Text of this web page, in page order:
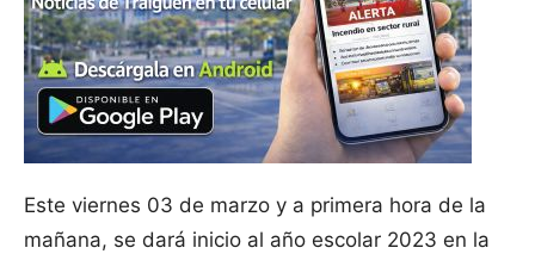
Este viernes 03 de marzo y a primera hora de la
mañana, se dará inicio al año escolar 2023 en la